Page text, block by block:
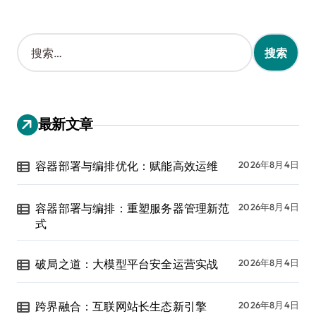
搜
索
：
最新文章
容器部署与编排优化：赋能高效运维 2026年8月4日
容器部署与编排：重塑服务器管理新范
式
2026年8月4日
破局之道：大模型平台安全运营实战 2026年8月4日
跨界融合：互联网站长生态新引擎 2026年8月4日